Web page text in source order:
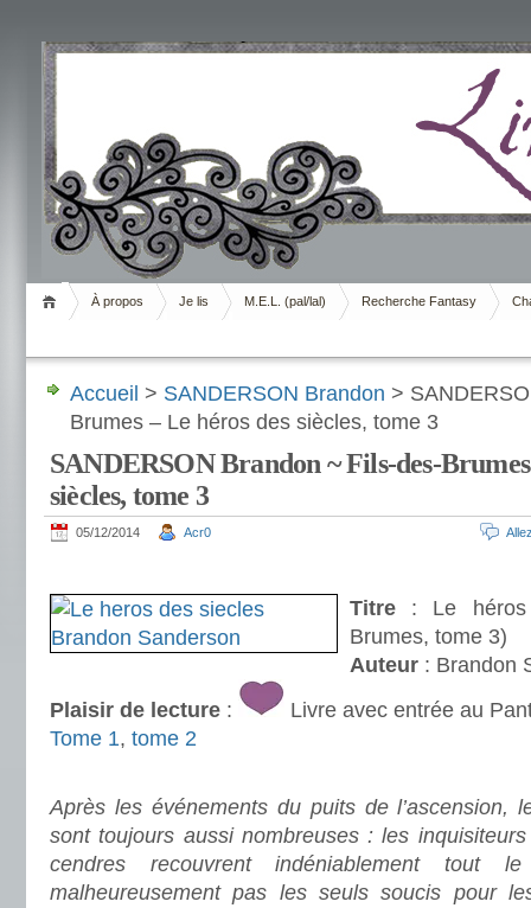
Livrement
À propos Je lis M.E.L. (pal/lal) Recherche Fantasy
Accueil > SANDERSON Brandon >
Brumes – Le héros des siècles, tome 3
SANDERSON Brandon ~ Fils-des-
siècles, tome 3
05/12/2014 Acr0
Titre : Le héros
Brumes, tome 3)
Auteur : Brandon
Plaisir de lecture :
Livre avec entrée au
Tome 1, tome 2
Après les événements du puits de l’ascension,
sont toujours aussi nombreuses : les
cendres recouvrent indéniablement
malheureusement pas les seuls soucis pour